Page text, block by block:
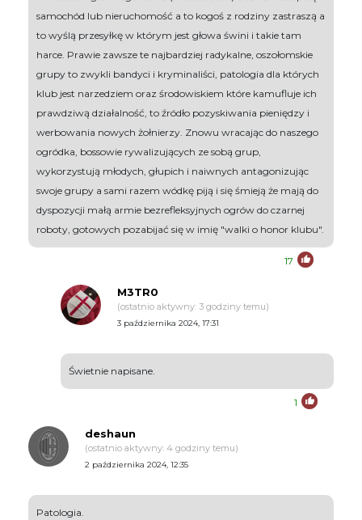
samochód lub nieruchomość a to kogoś z rodziny zastraszą a
to wyślą przesyłkę w którym jest głowa świni i takie tam
harce. Prawie zawsze te najbardziej radykalne, oszołomskie
grupy to zwykli bandyci i kryminaliści, patologia dla których
klub jest narzedziem oraz środowiskiem które kamufluje ich
prawdziwą działalność, to źródło pozyskiwania pieniędzy i
werbowania nowych żołnierzy. Znowu wracając do naszego
ogródka, bossowie rywalizujących ze sobą grup,
wykorzystują młodych, głupich i naiwnych antagonizując
swoje grupy a sami razem wódkę piją i się śmieją że mają do
dyspozycji małą armie bezrefleksyjnych ogrów do czarnej
roboty, gotowych pozabijać się w imię "walki o honor klubu".
17
M3TR0
(ostatnio aktywny: 3 godziny temu)
3 października 2024, 17:31
Świetnie napisane.
1
deshaun
(ostatnio aktywny: 4 godziny temu)
2 października 2024, 12:35
Patologia.